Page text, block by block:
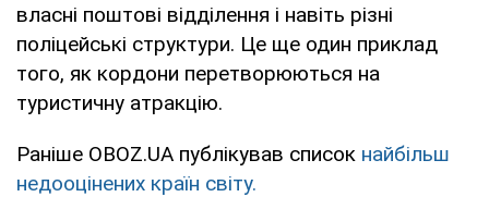
власні поштові відділення і навіть різні
поліцейські структури. Це ще один приклад
того, як кордони перетворюються на
туристичну атракцію.
Раніше OBOZ.UA публікував список найбільш
недооцінених країн світу.